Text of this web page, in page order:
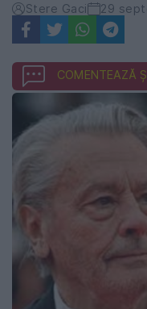
Stere Gaci 29
COMENTEAZĂ